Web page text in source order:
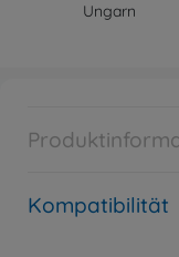
Ungarn
Kompatibilität